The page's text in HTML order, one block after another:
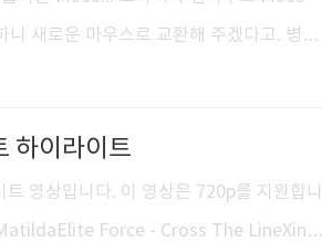
새로운 마우스로 교환해 주겠다고. 병행
스로 교환 가능. M905 재고가 없길래, 새
한 로지텍 사당 AS센터. [접수센터 운영
PM(일요일 및 공휴일 제외, 150127 기
하이라이트
영상입니다. 이 영상은 720p를 지원합니
Force - Cross The LineXino